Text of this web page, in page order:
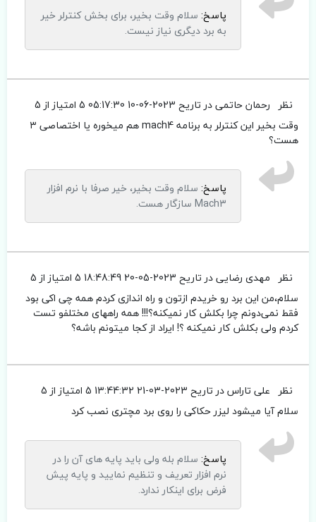
پاسخ: سلام وقت بخیر، برای بخش کنترلر خیر
به برد دیگری نیاز نیست.
نظر رحمان حاتمیدر تاریح 2023-06-10 05:17:30
5 امتیاز از 5
وقت بخیر این کنترلر به برنامه mach4 هم میخوره یا اختصاصی ۳
هست؟
پاسخ: سلام وقت بخیر، خیر صرفا با نرم افزار
Mach3 سازگار هست.
نظر مهدی رضاییدر تاریح 2023-05-20 18:48:49
5 امتیاز از 5
سلام،من این برد رو خریدم ازتون و راه اندازی کردم همه چی اکی بود
فقط نمی‌دونم چرا بکلش کار نمیکنه؟!!! همه راههای مختلفو تست
کردم ولی بکلش کار نمیکنه ؟! ایراد از کجا میتونم باشه؟
نظر علی تاراسدر تاریح 2023-03-21 13:44:32
5 امتیاز از 5
سلام آیا میشود لیزر حکاکی را روی برد مچتری نصب کرد
پاسخ: سلام بله ولی باید پایه های آن را در
نرم افزار تعریف و تنظیم نمایید و پایه پیش
فرض برای اینکار ندارد.